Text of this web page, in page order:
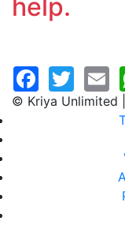
help.
© Kriya Unlimited